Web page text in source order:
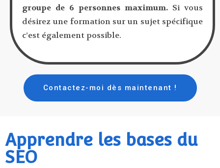
groupe de 6 personnes maximum. Si vous
désirez une formation sur un sujet spécifique
c’est également possible.
Contactez-moi dès maintenant !
Apprendre les bases du
SEO